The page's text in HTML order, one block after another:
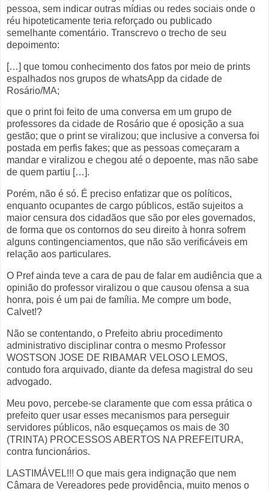
pessoa, sem indicar outras mídias ou redes sociais onde o
réu hipoteticamente teria reforçado ou publicado
semelhante comentário. Transcrevo o trecho de seu
depoimento:
[…] que tomou conhecimento dos fatos por meio de prints
espalhados nos grupos de whatsApp da cidade de
Rosário/MA;
que o print foi feito de uma conversa em um grupo de
professores da cidade de Rosário que é oposição a sua
gestão; que o print se viralizou; que inclusive a conversa foi
postada em perfis fakes; que as pessoas começaram a
mandar e viralizou e chegou até o depoente, mas não sabe
de quem partiu […].
Porém, não é só. É preciso enfatizar que os políticos,
enquanto ocupantes de cargo públicos, estão sujeitos a
maior censura dos cidadãos que são por eles governados,
de forma que os contornos do seu direito à honra sofrem
alguns contingenciamentos, que não são verificáveis em
relação aos particulares.
O Pref ainda teve a cara de pau de falar em audiência que a
opinião do professor viralizou o que causou ofensa a sua
honra, pois é um pai de família. Me compre um bode,
Calvet!?
Não se contentando, o Prefeito abriu procedimento
administrativo disciplinar contra o mesmo Professor
WOSTSON JOSE DE RIBAMAR VELOSO LEMOS,
contudo fora arquivado, diante da defesa magistral do seu
advogado.
Meu povo, percebe-se claramente que com essa prática o
prefeito quer usar esses mecanismos para perseguir
servidores públicos, não esqueçamos os mais de 30
(TRINTA) PROCESSOS ABERTOS NA PREFEITURA,
contra funcionários.
LASTIMÁVEL!!! O que mais gera indignação que nem
Câmara de Vereadores pede providência, muito menos o